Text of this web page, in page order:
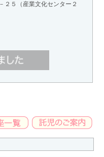
５（産業文化センター２